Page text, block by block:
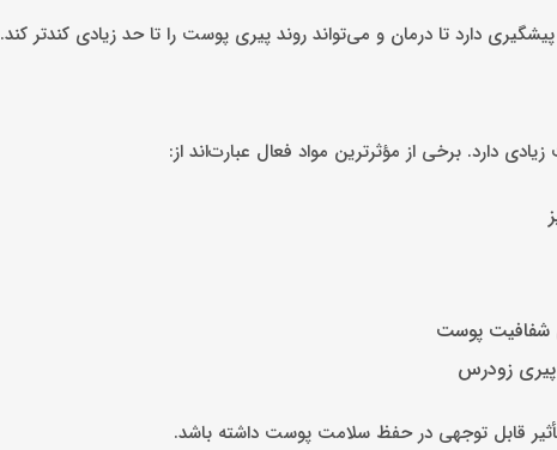
دارد تا درمان و می‌تواند روند پیری پوست را تا حد زیادی کندتر کند.
دارد. برخی از مؤثرترین مواد فعال عبارت‌اند از:
شفافیت پوست
زودرس
تأثیر قابل توجهی در حفظ سلامت پوست داشته باشد.